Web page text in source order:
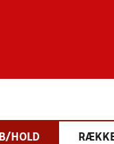
HOLD